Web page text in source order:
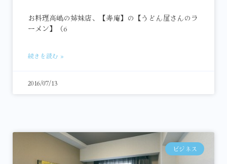
お料理高嶋の姉妹店、【寿庵】の【うどん屋さんのラ
ーメン】（6
続きを読む »
2016/07/13
ビジネス